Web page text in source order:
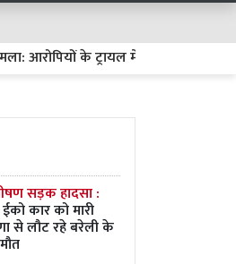
के ट्रायल में देरी पर हाईकोर्ट सख्त, मांगी
सड़क हादसा :
ईको कार को मारी
से लौट रहे बरेली के